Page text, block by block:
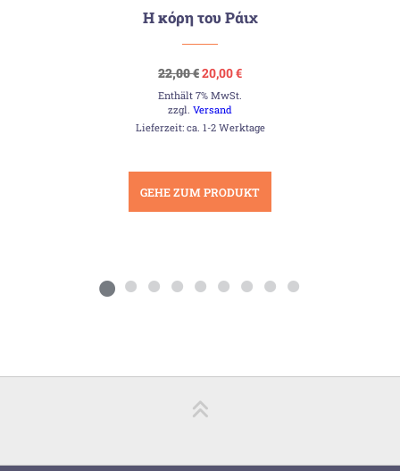
Η κόρη του Ράιχ
22,00€Ursprünglicher
Preis
war:
22,00 €
20,00€Aktueller
Enthält 7% MwSt.
zzgl.Versand
Lieferzeit: ca. 1-2 Werktage
GEHE ZUM PRODUKT